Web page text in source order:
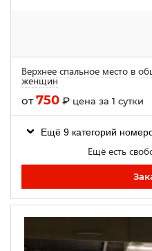
Верхнее спальное место в
женщин
от750 ₽ цена за 1 сутки
Ещё 9 категорий
Ещё есть